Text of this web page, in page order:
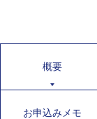
概要
お申込みメモ